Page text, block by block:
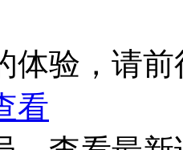
体验，请
看